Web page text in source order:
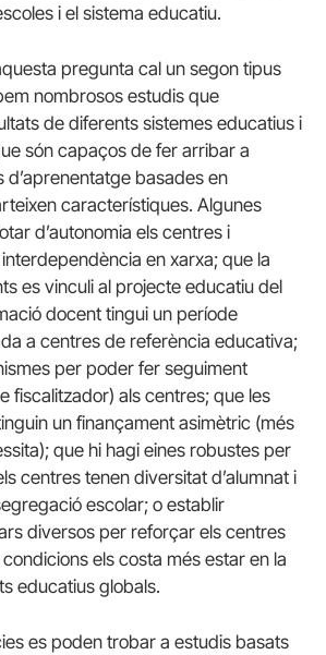
i el sistema educatiu.
pregunta cal un segon tipus
nombrosos estudis que
de diferents sistemes educatius i
són capaços de fer arribar a
basades en
característiques. Algunes
d’autonomia els centres i
en xarxa; que la
es vinculi al projecte educatiu del
docent tingui un període
a centres de referència educativa;
per poder fer seguiment
fiscalitzador) als centres; que les
un finançament asimètric (més
que hi hagi eines robustes per
centres tenen diversitat d’alumnat i
escolar; o establir
diversos per reforçar els centres
els costa més estar en la
educatius globals.
es poden trobar a estudis basats